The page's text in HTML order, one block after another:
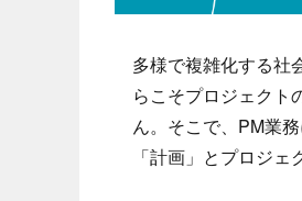
多様で複雑化する社
らこそプロジェクト
ん。そこで、PM業
「計画」とプロジ